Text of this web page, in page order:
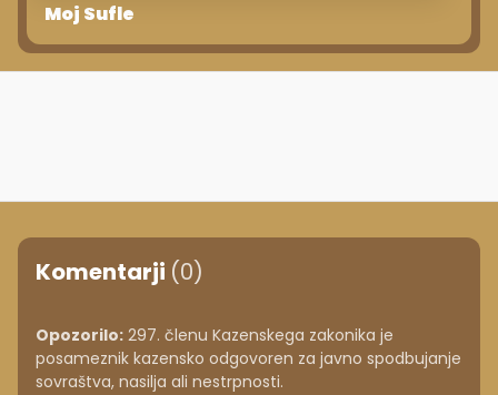
Moj Sufle
Komentarji (0)
Opozorilo: 297. členu Kazenskega zakonika je
posameznik kazensko odgovoren za javno spodbujanje
sovraštva, nasilja ali nestrpnosti.